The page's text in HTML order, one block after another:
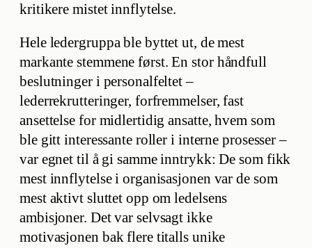
kritikere mistet innflytelse.
Hele ledergruppa ble byttet ut, de mest
markante stemmene først. En stor håndfull
beslutninger i personalfeltet –
lederrekrutteringer, forfremmelser, fast
ansettelse for midlertidig ansatte, hvem som
ble gitt interessante roller i interne prosesser –
var egnet til å gi samme inntrykk: De som fikk
mest innflytelse i organisasjonen var de som
mest aktivt sluttet opp om ledelsens
ambisjoner. Det var selvsagt ikke
motivasjonen bak flere titalls unike